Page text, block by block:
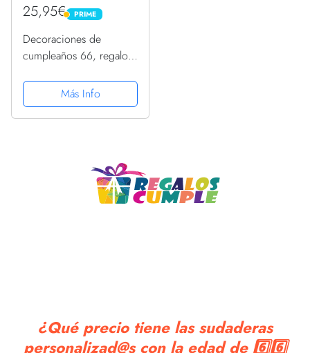
25,95€ PRIME
PRIME
Decoraciones de
cumpleaños 66, regalos
hombres Sudadera con
Capucha
Más Info
¿Qué precio tiene las sudaderas
personalizad@s con la edad de 6️⃣6️⃣